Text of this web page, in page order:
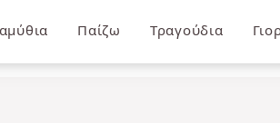
Παίζω Τραγούδια